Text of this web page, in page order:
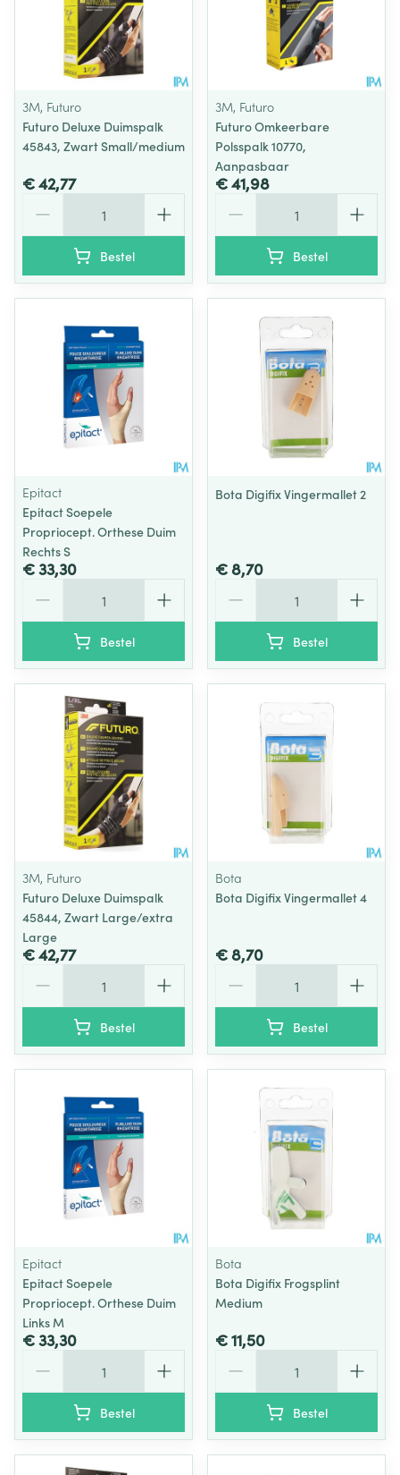
3M, Futuro
Futuro Deluxe Duimspalk
45843, Zwart Small/medium
€ 42,77
Bestel
3M, Futuro
Futuro Omkeerbare
Polsspalk 10770,
Aanpasbaar
€ 41,98
Bestel
Epitact
Epitact Soepele
Propriocept. Orthese Duim
Rechts S
€ 33,30
Bestel
Bota Digifix Vingermallet 2
€ 8,70
Bestel
3M, Futuro
Futuro Deluxe Duimspalk
45844, Zwart Large/extra
Large
€ 42,77
Bestel
Bota
Bota Digifix Vingermallet 4
€ 8,70
Bestel
Epitact
Epitact Soepele
Propriocept. Orthese Duim
Links M
€ 33,30
Bestel
Bota
Bota Digifix Frogsplint
Medium
€ 11,50
Bestel